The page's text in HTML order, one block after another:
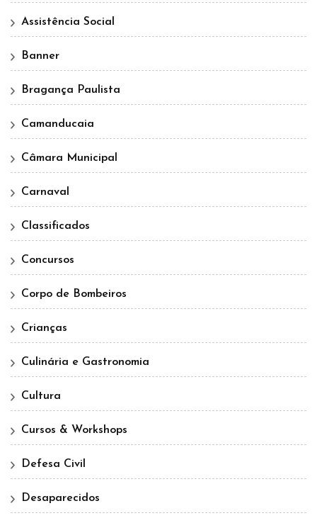
Assistência Social
Banner
Bragança Paulista
Camanducaia
Câmara Municipal
Carnaval
Classificados
Concursos
Corpo de Bombeiros
Crianças
Culinária e Gastronomia
Cultura
Cursos & Workshops
Defesa Civil
Desaparecidos